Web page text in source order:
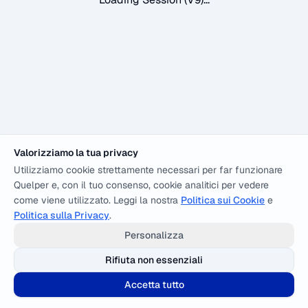
Valorizziamo la tua privacy
Utilizziamo cookie strettamente necessari per far funzionare
Quelper e, con il tuo consenso, cookie analitici per vedere
come viene utilizzato. Leggi la nostra Politica sui Cookie e
Politica sulla Privacy.
Personalizza
Rifiuta non essenziali
Accetta tutto